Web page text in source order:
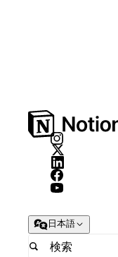
日本語